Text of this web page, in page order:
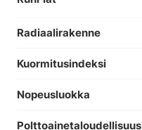
Radiaalirakenne
Kuormitusindeksi
Nopeusluokka
Polttoainetaloudellisuus